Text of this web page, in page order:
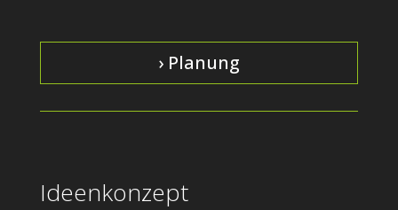
› Planung
Ideenkonzept